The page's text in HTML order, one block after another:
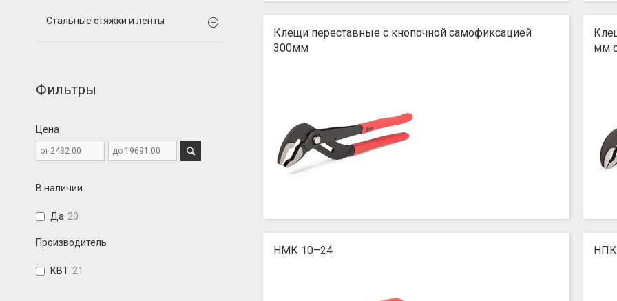
Клещи переставные с кнопочной самофиксацией
300мм
мм
НМК 10–24
Стальные стяжки и ленты
Фильтры
Цена
В наличии
Да 20
Производитель
КВТ 21